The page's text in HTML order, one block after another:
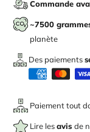
Commande
~7500
planète
Des paiements
Paiement tout
Lire lesavis de